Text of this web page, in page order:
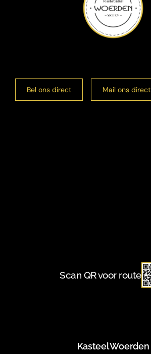
Bel ons direct Mail ons direct
Scan QR voor route
Kasteel Woerden